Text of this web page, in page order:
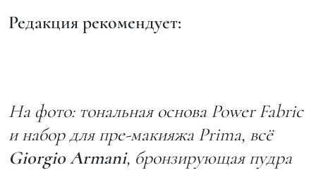
Редакция рекомендует:
На фото: тональная основа Power Fabric
и набор для пре-макияжа Prima, всё
Giorgio Armani, бронзирующая пудра